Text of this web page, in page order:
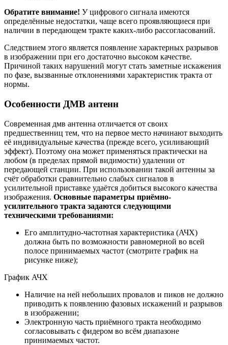
Обратите внимание! У цифрового сигнала имеются
определённые недостатки, чаще всего проявляющиеся при
наличии в передающем тракте каких-либо рассогласований.
Следствием этого является появление характерных разрывов
в изображении при его достаточно высоком качестве.
Причиной таких нарушений могут стать заметные искажения
по фазе, вызванные отклонениями характеристик тракта от
нормы.
Особенности ДМВ антенн
Современная дмв антенна отличается от своих
предшественниц тем, что на первое место начинают выходить
её индивидуальные качества (прежде всего, усиливающий
эффект). Поэтому она может применяться практически на
любом (в пределах прямой видимости) удалении от
передающей станции. При использовании такой антенны за
счёт обработки сравнительно слабых сигналов в
усилительной приставке удаётся добиться высокого качества
изображения. Основные параметры приёмно-
усилительного тракта задаются следующими
техническими требованиями:
Его амплитудно-частотная характеристика (АЧХ)
должна быть по возможности равномерной во всей
полосе принимаемых частот (смотрите график на
рисунке ниже);
График АЧХ
Наличие на ней небольших провалов и пиков не должно
приводить к появлению фазовых искажений и разрывов
в изображении;
Электронную часть приёмного тракта необходимо
согласовывать с фидером во всём диапазоне
принимаемых частот.